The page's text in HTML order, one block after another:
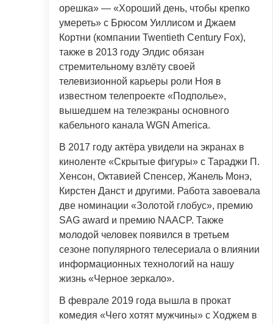
орешка» — «Хороший день, чтобы крепко
умереть» с Брюсом Уиллисом и Джаем
Кортни (компании Twentieth Century Fox),
также в 2013 году Элдис обязан
стремительному взлёту своей
телевизионной карьеры роли Ноя в
известном телепроекте «Подполье»,
вышедшем на телеэкраны основного
кабельного канала WGN America.
В 2017 году актёра увидели на экранах в
киноленте «Скрытые фигуры» с Тараджи П.
Хенсон, Октавией Спенсер, Жанель Монэ,
Кирстен Данст и другими. Работа завоевала
две номинации «Золотой глобус», премию
SAG award и премию NAACP. Также
молодой человек появился в третьем
сезоне популярного телесериала о влиянии
информационных технологий на нашу
жизнь «Черное зеркало».
В феврале 2019 года вышла в прокат
комедия «Чего хотят мужчины» с Ходжем в